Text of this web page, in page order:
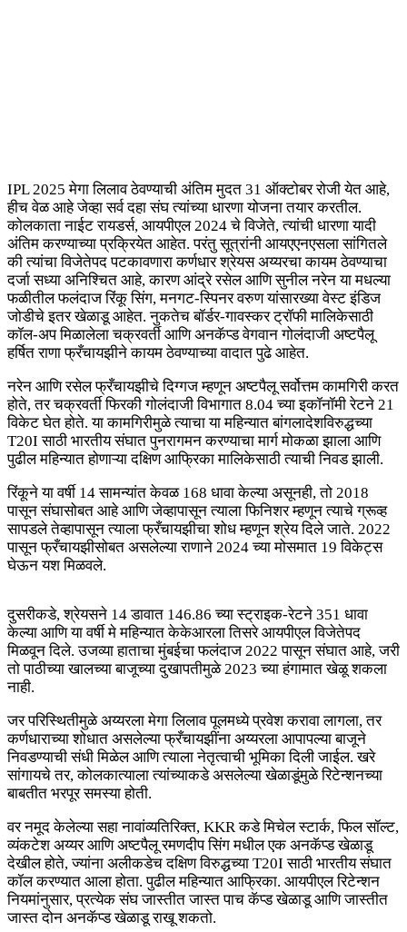
IPL 2025 मेगा लिलाव ठेवण्याची अंतिम मुदत 31 ऑक्टोबर रोजी येत आहे,
हीच वेळ आहे जेव्हा सर्व दहा संघ त्यांच्या धारणा योजना तयार करतील.
कोलकाता नाईट रायडर्स, आयपीएल 2024 चे विजेते, त्यांची धारणा यादी
अंतिम करण्याच्या प्रक्रियेत आहेत. परंतु सूत्रांनी आयएएनएसला सांगितले
की त्यांचा विजेतेपद पटकावणारा कर्णधार श्रेयस अय्यरचा कायम ठेवण्याचा
दर्जा सध्या अनिश्चित आहे, कारण आंद्रे रसेल आणि सुनील नरेन या मधल्या
फळीतील फलंदाज रिंकू सिंग, मनगट-स्पिनर वरुण यांसारख्या वेस्ट इंडिज
जोडीचे इतर खेळाडू आहेत. नुकतेच बॉर्डर-गावस्कर ट्रॉफी मालिकेसाठी
कॉल-अप मिळालेला चक्रवर्ती आणि अनकॅप्ड वेगवान गोलंदाजी अष्टपैलू
हर्षित राणा फ्रँचायझीने कायम ठेवण्याच्या वादात पुढे आहेत.
नरेन आणि रसेल फ्रँचायझीचे दिग्गज म्हणून अष्टपैलू सर्वोत्तम कामगिरी करत
होते, तर चक्रवर्ती फिरकी गोलंदाजी विभागात 8.04 च्या इकॉनॉमी रेटने 21
विकेट घेत होते. या कामगिरीमुळे त्याचा या महिन्यात बांगलादेशविरुद्धच्या
T20I साठी भारतीय संघात पुनरागमन करण्याचा मार्ग मोकळा झाला आणि
पुढील महिन्यात होणाऱ्या दक्षिण आफ्रिका मालिकेसाठी त्याची निवड झाली.
रिंकूने या वर्षी 14 सामन्यांत केवळ 168 धावा केल्या असूनही, तो 2018
पासून संघासोबत आहे आणि जेव्हापासून त्याला फिनिशर म्हणून त्याचे ग्रूव्ह
सापडले तेव्हापासून त्याला फ्रँचायझीचा शोध म्हणून श्रेय दिले जाते. 2022
पासून फ्रँचायझीसोबत असलेल्या राणाने 2024 च्या मोसमात 19 विकेट्स
घेऊन यश मिळवले.
दुसरीकडे, श्रेयसने 14 डावात 146.86 च्या स्ट्राइक-रेटने 351 धावा
केल्या आणि या वर्षी मे महिन्यात केकेआरला तिसरे आयपीएल विजेतेपद
मिळवून दिले. उजव्या हाताचा मुंबईचा फलंदाज 2022 पासून संघात आहे, जरी
तो पाठीच्या खालच्या बाजूच्या दुखापतीमुळे 2023 च्या हंगामात खेळू शकला
नाही.
जर परिस्थितीमुळे अय्यरला मेगा लिलाव पूलमध्ये प्रवेश करावा लागला, तर
कर्णधाराच्या शोधात असलेल्या फ्रँचायझींना अय्यरला आपापल्या बाजूने
निवडण्याची संधी मिळेल आणि त्याला नेतृत्वाची भूमिका दिली जाईल. खरे
सांगायचे तर, कोलकात्याला त्यांच्याकडे असलेल्या खेळाडूंमुळे रिटेन्शनच्या
बाबतीत भरपूर समस्या होती.
वर नमूद केलेल्या सहा नावांव्यतिरिक्त, KKR कडे मिचेल स्टार्क, फिल सॉल्ट,
व्यंकटेश अय्यर आणि अष्टपैलू रमणदीप सिंग मधील एक अनकॅप्ड खेळाडू
देखील होते, ज्यांना अलीकडेच दक्षिण विरुद्धच्या T20I साठी भारतीय संघात
कॉल करण्यात आला होता. पुढील महिन्यात आफ्रिका. आयपीएल रिटेन्शन
नियमांनुसार, प्रत्येक संघ जास्तीत जास्त पाच कॅप्ड खेळाडू आणि जास्तीत
जास्त दोन अनकॅप्ड खेळाडू राखू शकतो.